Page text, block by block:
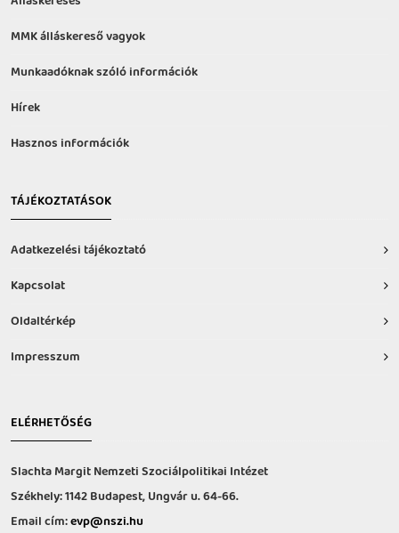
MMK álláskereső vagyok
Munkaadóknak szóló információk
Hírek
Hasznos információk
TÁJÉKOZTATÁSOK
Adatkezelési tájékoztató
Kapcsolat
Oldaltérkép
Impresszum
ELÉRHETŐSÉG
Slachta Margit Nemzeti Szociálpolitikai Intézet
Székhely: 1142 Budapest, Ungvár u. 64-66.
Email cím:evp@nszi.hu